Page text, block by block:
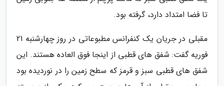
تا فضا امتداد دارد، گرفته بود.
مقبلی در جریان یک کنفرانس مطبوعاتی در روز چهارشنبه 21
فوریه گفت: شفق های قطبی از اینجا فوق العاده هستند. این
شفق های قطبی سبز و قرمز که سطح زمین را در نوردیده بود